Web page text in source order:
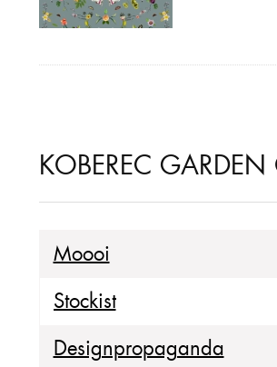
KOBEREC
Moooi
Stockist
Designpropaganda